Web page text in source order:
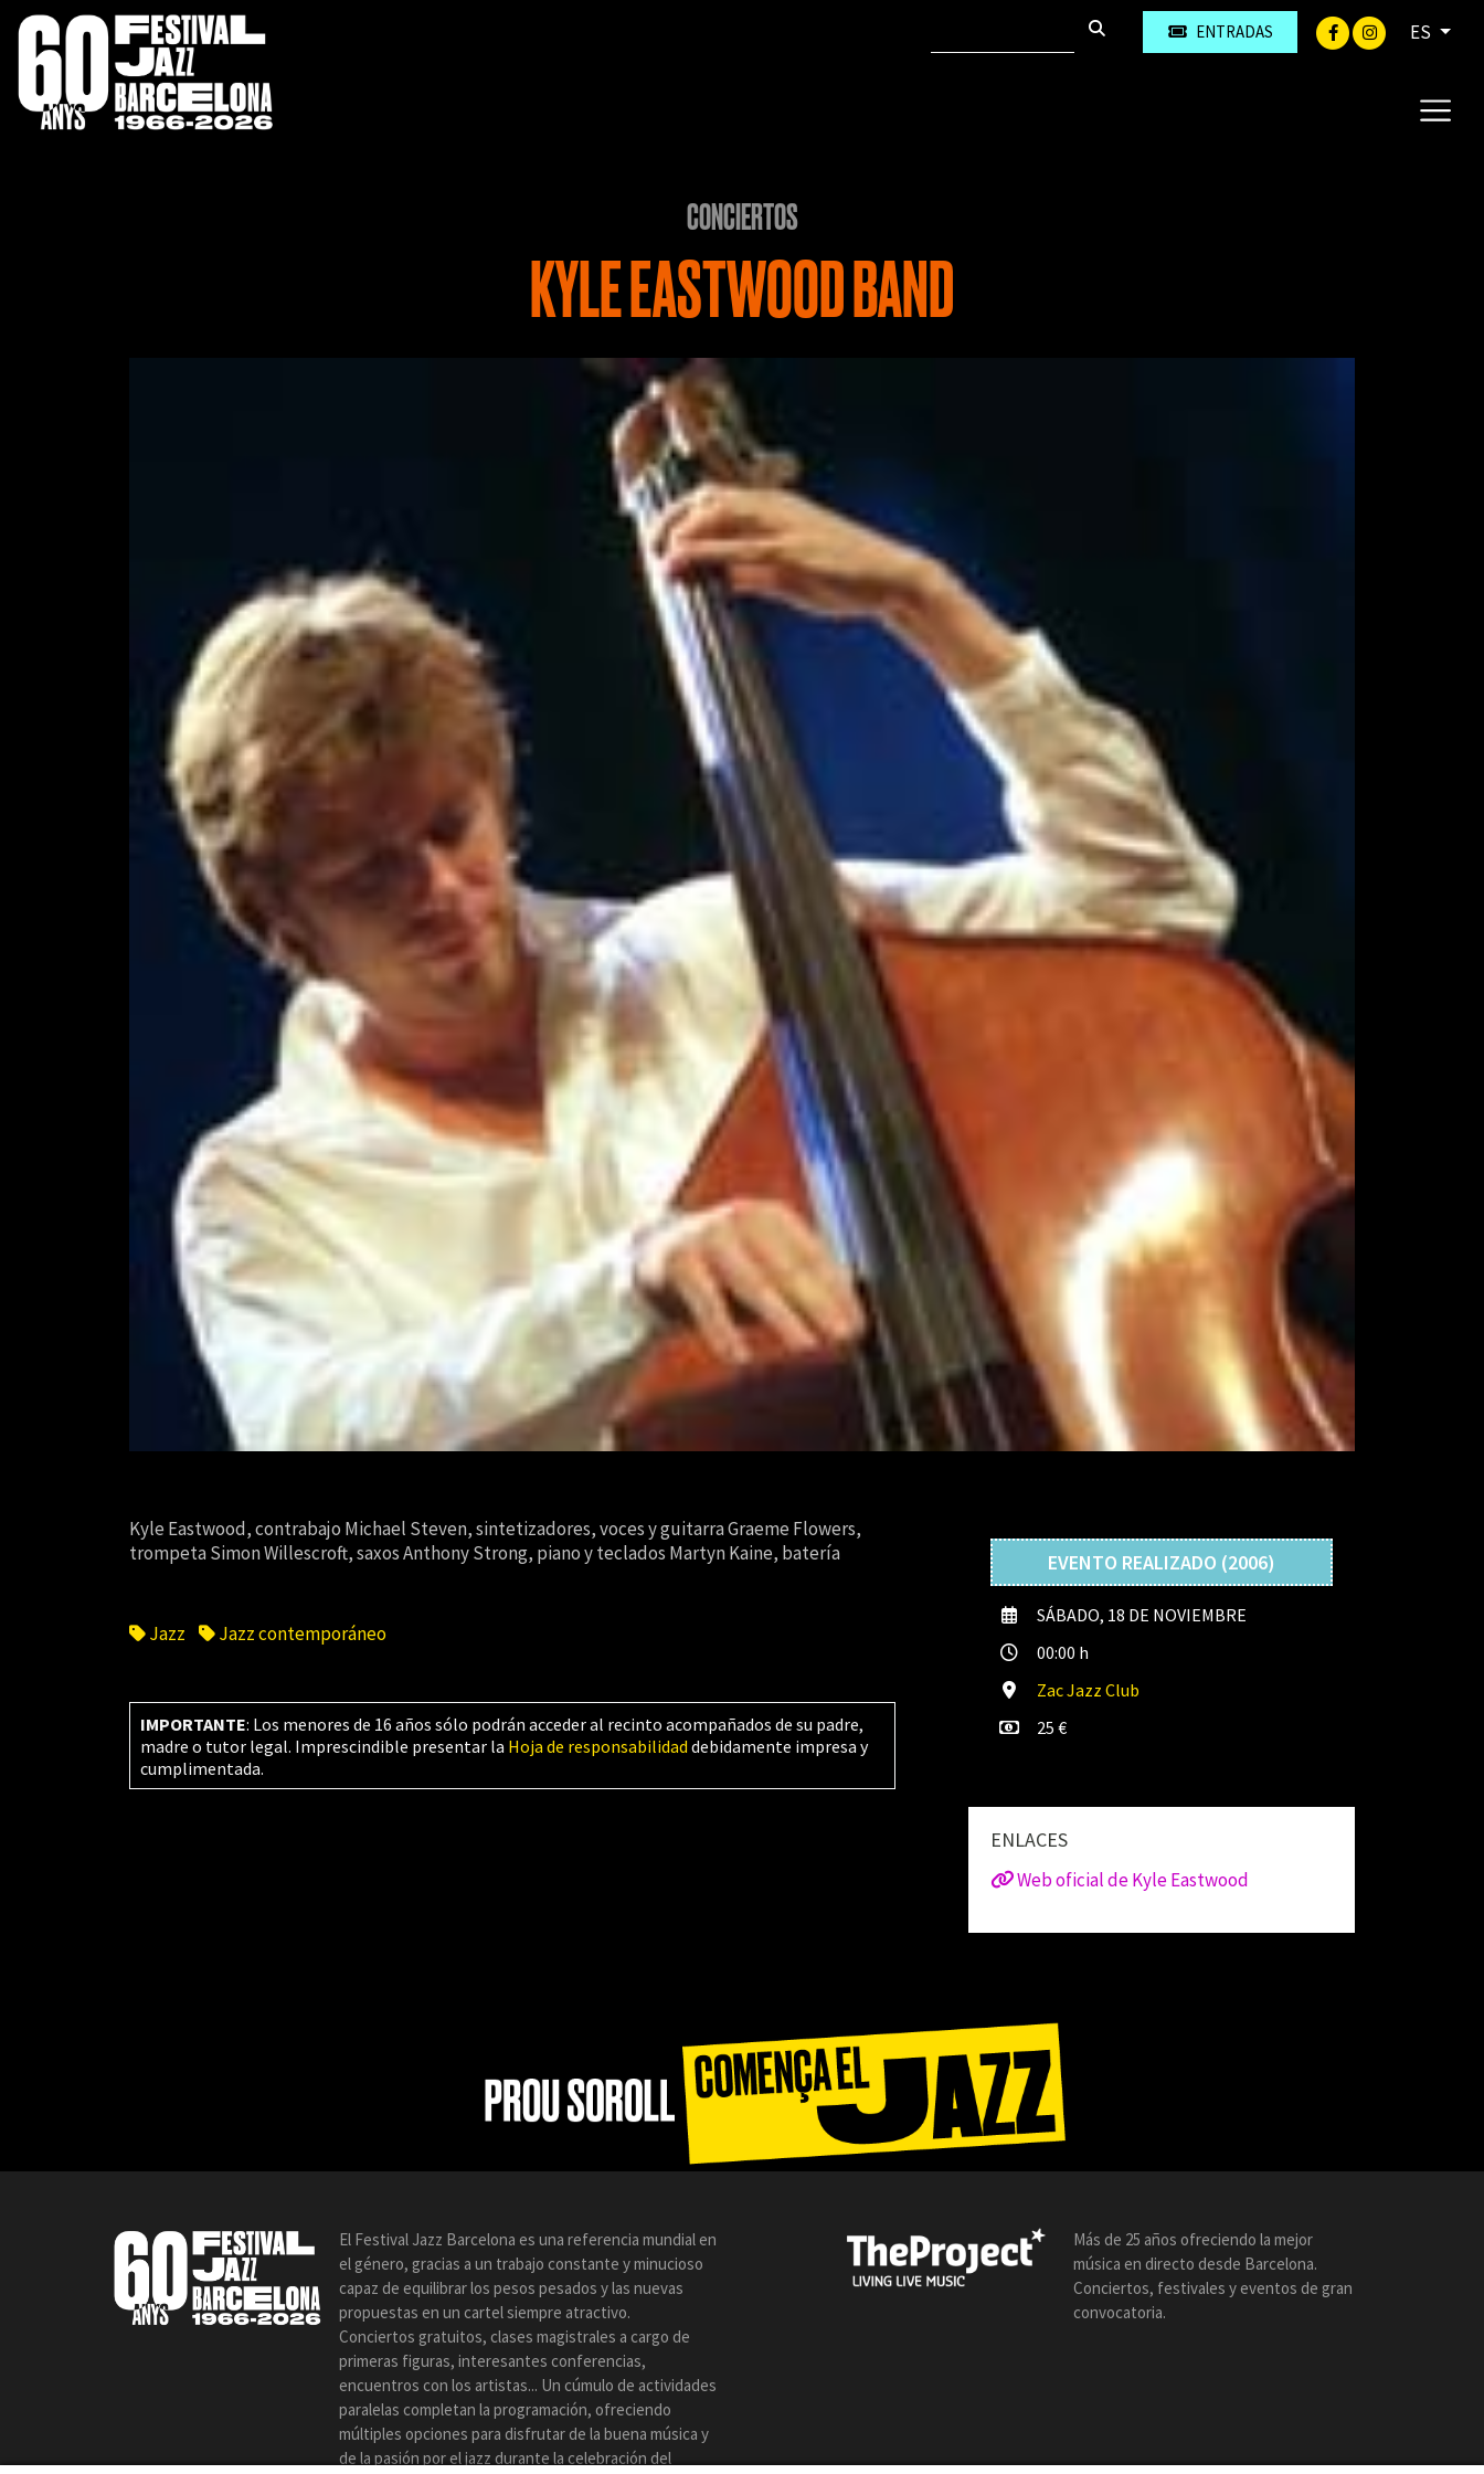
ENTRADAS ES
CONCIERTOS
KYLE EASTWOOD BAND
EVENTO REALIZADO (2006)
SÁBADO, 18 DE NOVIEMBRE
00:00 h
Zac Jazz Club
25 €
ENLACES
Web oficial de Kyle Eastwood
Kyle Eastwood, contrabajo Michael Steven, sintetizadores, voces y guitarra Graeme Flowers,
trompeta Simon Willescroft, saxos Anthony Strong, piano y teclados Martyn Kaine, batería
Jazz Jazz contemporáneo
IMPORTANTE: Los menores de 16 años sólo podrán acceder al recinto acompañados de su padre,
madre o tutor legal. Imprescindible presentar la Hoja de responsabilidad debidamente impresa y
cumplimentada.
El Festival Jazz Barcelona es una referencia mundial en
el género, gracias a un trabajo constante y minucioso
capaz de equilibrar los pesos pesados y las nuevas
propuestas en un cartel siempre atractivo.
Conciertos gratuitos, clases magistrales a cargo de
primeras figuras, interesantes conferencias,
encuentros con los artistas... Un cúmulo de actividades
paralelas completan la programación, ofreciendo
múltiples opciones para disfrutar de la buena música y
de la pasión por el jazz durante la celebración del
Más de 25 años ofreciendo la mejor
música en directo desde Barcelona.
Conciertos, festivales y eventos de gran
convocatoria.